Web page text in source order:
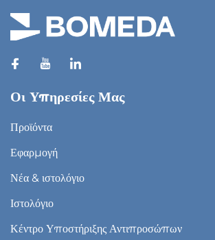
Οι Υπηρεσίες Μας
Προϊόντα
Εφαρμογή
Νέα & ιστολόγιο
Ιστολόγιο
Κέντρο Υποστήριξης Αντιπροσώπων